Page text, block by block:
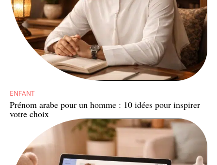
ENFANT
Prénom arabe pour un homme : 10 idées pour inspirer
votre choix